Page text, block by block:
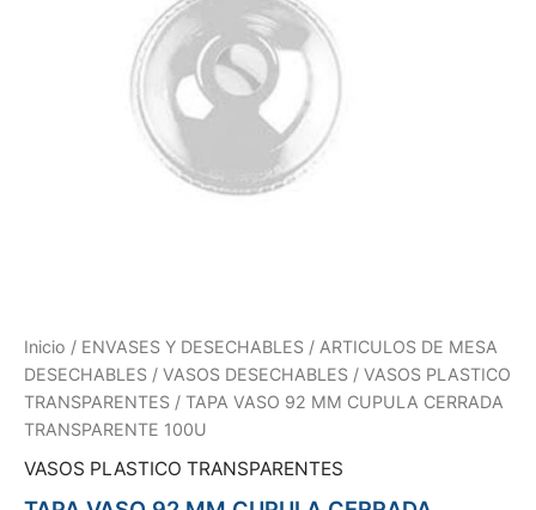
Inicio / ENVASES Y DESECHABLES / ARTICULOS DE MESA
DESECHABLES / VASOS DESECHABLES / VASOS PLASTICO
TRANSPARENTES / TAPA VASO 92 MM CUPULA CERRADA
TRANSPARENTE 100U
VASOS PLASTICO TRANSPARENTES